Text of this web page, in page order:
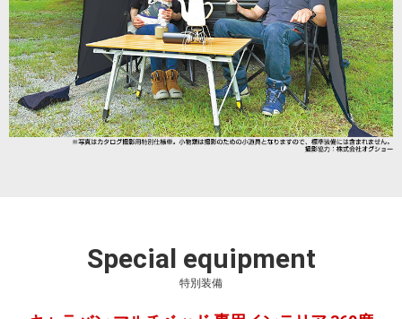
Special equipment
特別装備